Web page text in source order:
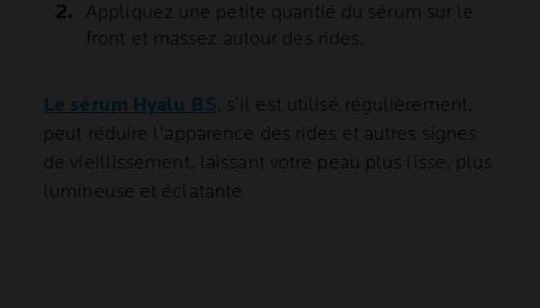
Appliquez une petite quantié du sérum sur le
front et massez autour des rides.
Le sérum Hyalu B5 , s’il est utilisé régulièrement,
peut réduire l'apparence des rides et autres signes
de vieillissement, laissant votre peau plus lisse, plus
lumineuse et éclatante